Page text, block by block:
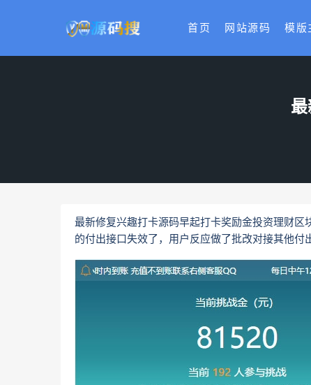
首页 网站源码 模版
最新修复兴趣打卡源码早起打卡奖励金投资理财
的付出接口失效了，用户反应做了批改对接其他付